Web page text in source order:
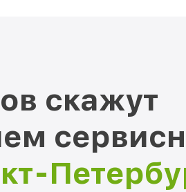
скажут